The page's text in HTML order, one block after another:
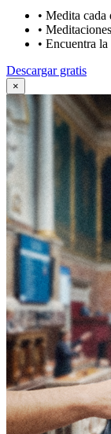
• Medita cada
•
• Encuentra
Descargar gratis
×